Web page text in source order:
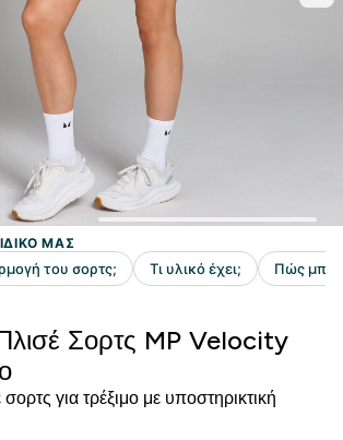
Πλισέ Σορτς MP Velocity
σορτς για τρέξιμο με υποστηρικτική